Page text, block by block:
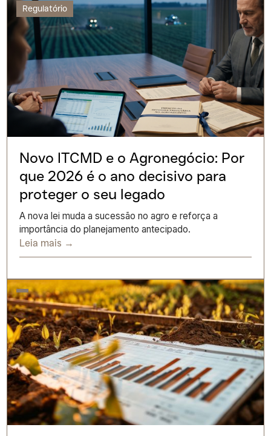
Regulatório
Novo ITCMD e o Agronegócio: Por
que 2026 é o ano decisivo para
proteger o seu legado
A nova lei muda a sucessão no agro e reforça a
importância do planejamento antecipado.
Leia mais →